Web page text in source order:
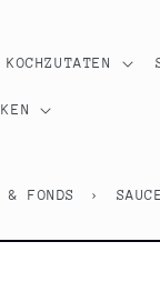
KOCHZUTATEN
& FONDS ›